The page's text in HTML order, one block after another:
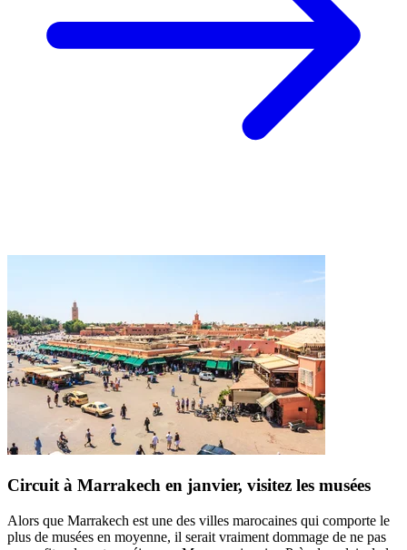
Circuit à Marrakech en janvier, visitez les musées
Alors que Marrakech est une des villes marocaines qui comporte le
plus de musées en moyenne, il serait vraiment dommage de ne pas